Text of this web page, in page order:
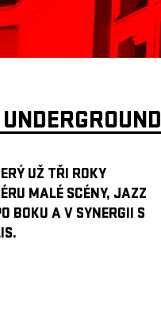
UŽ TŘI ROKY
MALÉ SCÉNY, JAZZ
BOKU A V SYNERGII S